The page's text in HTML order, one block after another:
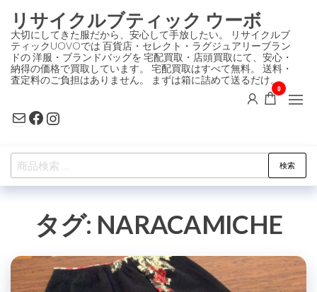
ン
テ
ン
ツ
プ
リサイクルブティック ウーボ
大切にしてきた服だから、安心して手放したい。 リサイクルブ
ティックUOVOでは 百貨店・セレクト・ラグジュアリーブラン
ドの 洋服・ブランドバッグを 宅配買取・店頭買取にて、安心・
納得の価格で買取しています。 宅配買取はすべて無料。 送料・
査定料のご負担はありません。 まずは箱に詰めて送るだけ。
MailFacebook
Instagram
0
検
索
検索
タグ: NARACAMICHE